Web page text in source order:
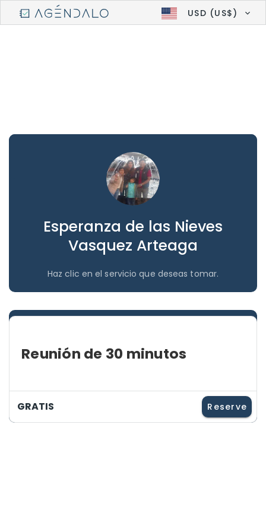
USD (US$)
Esperanza de las Nieves
Vasquez Arteaga
Haz clic en el servicio que deseas tomar.
Reunión de 30 minutos
GRATIS Reserve